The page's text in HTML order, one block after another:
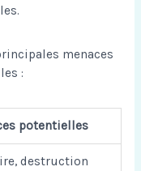
menaces
:
potentielles
destruction